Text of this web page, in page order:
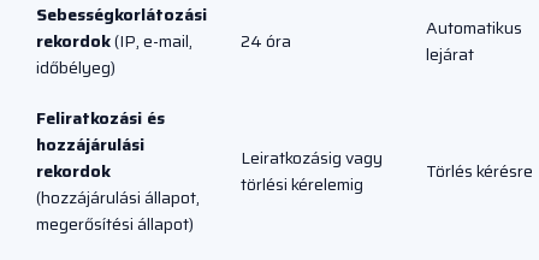
Sebességkorlátozási
rekordok(IP, e-mail,
időbélyeg)
24 óra
Automatikus
lejárat
Feliratkozási és
hozzájárulási
rekordok
(hozzájárulási állapot,
megerősítési állapot)
Leiratkozásig vagy
törlési kérelemig
Törlés kérésre